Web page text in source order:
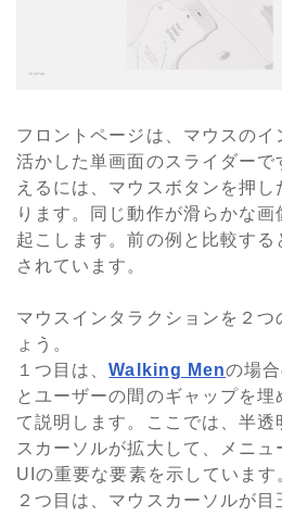
フロントページは、マウスのイ
活かした単画面のスライダー
えるには、マウスボタンを押
ります。同じ動作が滑らかな
起こします。前の例と比較す
されています。
マウスインタラクションを２つ
ょう。
１つ目は、Walking Menの場
とユーザーの間のギャップを
て説明します。ここでは、半透
スカーソルが拡大して、メニ
UIの重要な要素を示しています
２つ目は、マウスカーソルが